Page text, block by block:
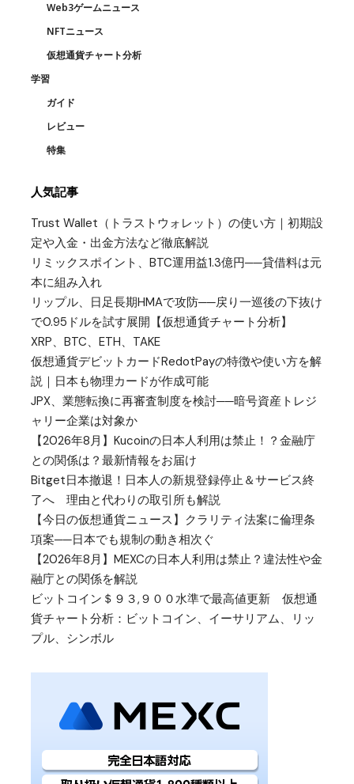
Web3ゲームニュース
NFTニュース
仮想通貨チャート分析
学習
ガイド
レビュー
特集
人気記事
Trust Wallet（トラストウォレット）の使い方｜初期設
定や入金・出金方法など徹底解説
リミックスポイント、BTC運用益1.3億円──貸借料は元
本に組み入れ
リップル、日足長期HMAで攻防──戻り一巡後の下抜け
で0.95ドルを試す展開【仮想通貨チャート分析】
XRP、BTC、ETH、TAKE
仮想通貨デビットカードRedotPayの特徴や使い方を解
説｜日本も物理カードが作成可能
JPX、業態転換に再審査制度を検討──暗号資産トレジ
ャリー企業は対象か
【2026年8月】Kucoinの日本人利用は禁止！？金融庁
との関係は？最新情報をお届け
Bitget日本撤退！日本人の新規登録停止＆サービス終
了へ 理由と代わりの取引所も解説
【今日の仮想通貨ニュース】クラリティ法案に倫理条
項案──日本でも規制の動き相次ぐ
【2026年8月】MEXCの日本人利用は禁止？違法性や金
融庁との関係を解説
ビットコイン＄９３,９００水準で最高値更新 仮想通
貨チャート分析：ビットコイン、イーサリアム、リッ
プル、シンボル